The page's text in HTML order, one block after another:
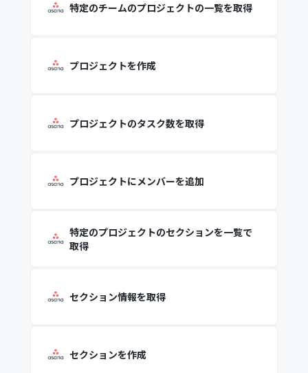
特定のチームのプロジェクトの一覧を取得
プロジェクトを作成
プロジェクトのタスク数を取得
プロジェクトにメンバーを追加
特定のプロジェクトのセクションを一覧で
取得
セクション情報を取得
セクションを作成